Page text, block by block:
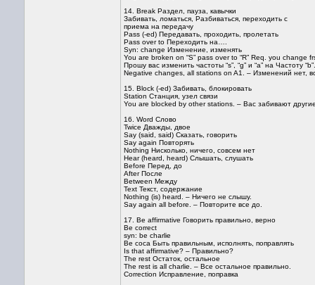
14. Break Раздел, пауза, кавычки
Забивать, ломаться, Разбиваться, переходить с
приема на передачу
Pass (-ed) Передавать, проходить, пролетать
Pass over to Переходить на….
Syn: change Изменение, изменять
You are broken on “S” pass over to “R” Req. you change frs
Прошу вас изменить частоты “s”, “g” и “a” на Частоту “b”.
Negative changes, all stations on A1. – Изменений нет,
15. Block (-ed) Забивать, блокировать
Station Станция, узел связи
You are blocked by other stations. – Вас забивают
16. Word Слово
Twice Дважды, двое
Say (said, said) Сказать, говорить
Say again Повторять
Nothing Нисколько, ничего, совсем нет
Hear (heard, heard) Слышать, слушать
Before Перед, до
After После
Between Между
Text Текст, содержание
Nothing (is) heard. – Ничего не слышу.
Say again all before. – Повторите все до.
17. Be affirmative Говорить правильно, верно
Be correct
syn: be charlie
Be coca Быть правильным, исполнять, поправлять
Is that affirmative? – Правильно?
The rest Остаток, остальное
The rest is all charlie. – Все остальное правильно.
Correction Исправление, поправка